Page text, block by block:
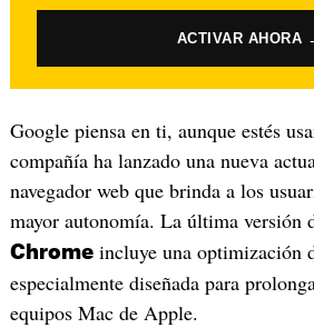
ACTIVAR AHORA
Google piensa en ti, aunque estés
compañía ha lanzado una nueva
navegador web que brinda a los
mayor autonomía. La última versión
Chromeincluye una optimización
especialmente diseñada para
equipos Mac de Apple.